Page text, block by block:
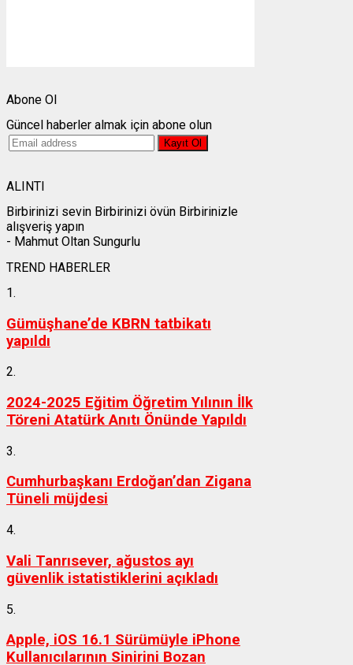
Abone Ol
Güncel haberler almak için abone olun
ALINTI
Birbirinizi sevin Birbirinizi övün Birbirinizle
alışveriş yapın
- Mahmut Oltan Sungurlu
TREND HABERLER
1.
Gümüşhane’de KBRN tatbikatı
yapıldı
2.
2024-2025 Eğitim Öğretim Yılının İlk
Töreni Atatürk Anıtı Önünde Yapıldı
3.
Cumhurbaşkanı Erdoğan’dan Zigana
Tüneli müjdesi
4.
Vali Tanrısever, ağustos ayı
güvenlik istatistiklerini açıkladı
5.
Apple, iOS 16.1 Sürümüyle iPhone
Kullanıcılarının Sinirini Bozan